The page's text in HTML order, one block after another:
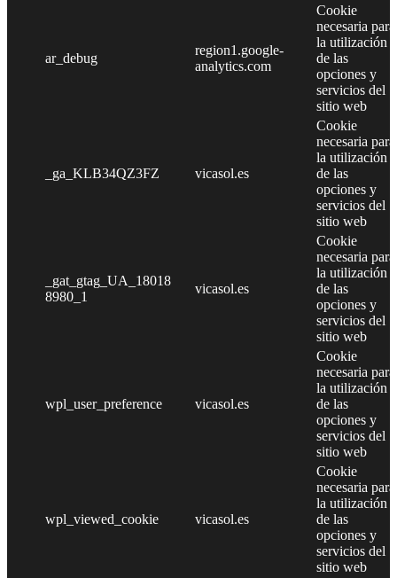
ar_debug
region1.google-
analytics.com
Cookie
necesaria para
la utilización
de las
opciones y
servicios del
sitio web
_ga_KLB34QZ3FZ vicasol.es
Cookie
necesaria para
la utilización
de las
opciones y
servicios del
sitio web
_gat_gtag_UA_18018
8980_1
vicasol.es
Cookie
necesaria para
la utilización
de las
opciones y
servicios del
sitio web
wpl_user_preference vicasol.es
Cookie
necesaria para
la utilización
de las
opciones y
servicios del
sitio web
wpl_viewed_cookie vicasol.es
Cookie
necesaria para
la utilización
de las
opciones y
servicios del
sitio web